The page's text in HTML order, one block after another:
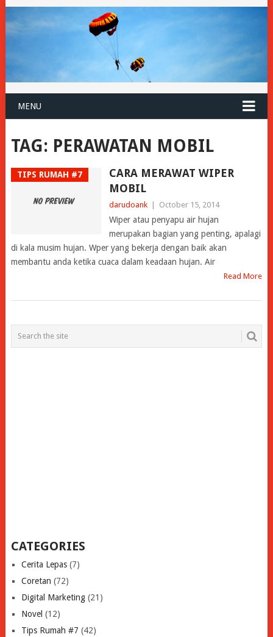
MENU
TAG: PERAWATAN MOBIL
TIPS RUMAH #7
CARA MERAWAT WIPER
MOBIL
darudoank October 15, 2014
Wiper atau penyapu air hujan
merupakan bagian yang penting, apalagi
di kala musim hujan. Wper yang bekerja dengan baik akan
membantu anda ketika cuaca dalam keadaan hujan. Air
Read More
POSTS
NAVIGATION
CATEGORIES
Cerita Lepas(7)
Coretan (72)
Digital Marketing(21)
Novel (12)
Tips Rumah #7 (42)